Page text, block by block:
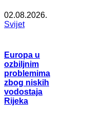
02.08.2026.
Svijet
Europa u
ozbiljnim
problemima
zbog niskih
vodostaja
Rijeka